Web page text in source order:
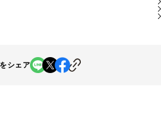
シェア